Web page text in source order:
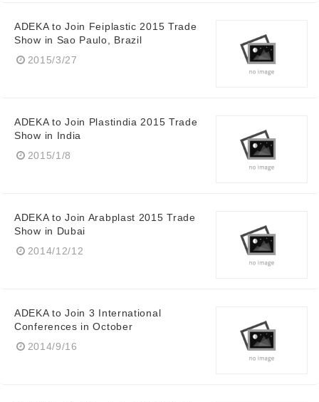
ADEKA to Join Feiplastic 2015 Trade
Show in Sao Paulo, Brazil
2015/3/27
ADEKA to Join Plastindia 2015 Trade
Show in India
2015/1/8
ADEKA to Join Arabplast 2015 Trade
Show in Dubai
2014/12/12
ADEKA to Join 3 International
Conferences in October
2014/9/16